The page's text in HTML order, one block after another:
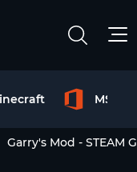
MS
Garry's Mod - STEAM